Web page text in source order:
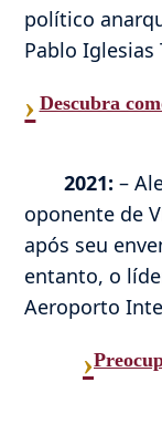
político
Pablo Iglesias
› Descubra
2021: –
oponente de
após seu
entanto, o
Aeroporto
›